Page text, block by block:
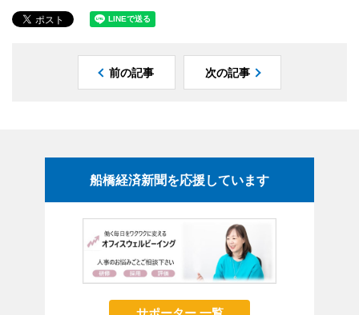
前の記事 次の記事
船橋経済新聞を応援しています